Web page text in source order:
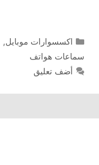
التصنيفات
اكسسوارات موبايل,
سماعات هواتف
أضف تعليق